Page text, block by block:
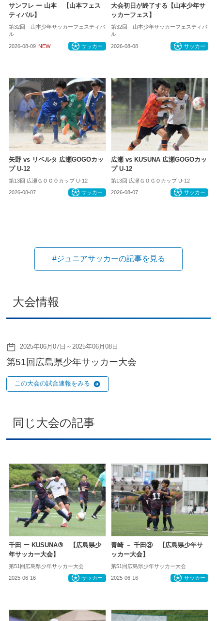
サンフレ ー 山本 【山本フェス
ティバル】
第32回 山本少年サッカーフェスティバ
ル
2026-08-09 NEW サッカー
大会初日が終了する【山本少年サ
ッカーフェス】
第32回 山本少年サッカーフェスティバ
ル
2026-08-08 サッカー
矢野 vs リベルタ 広瀬GOGOカッ
プ U-12
第13回 広瀬ＧＯＧＯカップ U-12
2026-08-07 サッカー
広瀬 vs KUSUNA 広瀬GOGOカッ
プ U-12
第13回 広瀬ＧＯＧＯカップ U-12
2026-08-07 サッカー
#ジュニアサッカーの記事を見る
大会情報
2025年06月07日～2025年06月08日
第51回広島県少年サッカー大会
この大会の試合速報をみる
同じ大会の記事
千田 ー KUSUNA③ 【広島県少
年サッカー大会】
第51回広島県少年サッカー大会
2025-06-16 サッカー
青崎 － 千田③ 【広島県少年サ
ッカー大会】
第51回広島県少年サッカー大会
2025-06-16 サッカー